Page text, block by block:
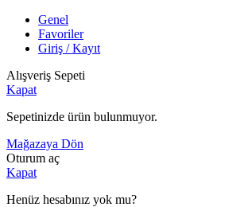
Genel
Favoriler
Giriş / Kayıt
Alışveriş Sepeti
Kapat
Sepetinizde ürün bulunmuyor.
Mağazaya Dön
Oturum aç
Kapat
Henüz hesabınız yok mu?